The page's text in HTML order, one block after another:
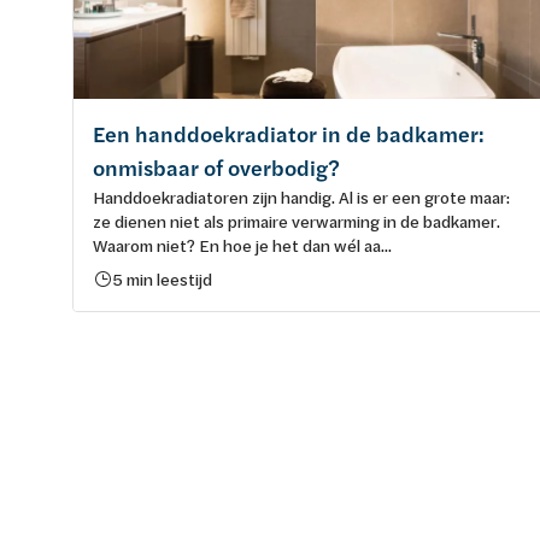
Een handdoekradiator in de badkamer:
onmisbaar of overbodig?
Handdoekradiatoren zijn handig. Al is er een grote maar:
ze dienen niet als primaire verwarming in de badkamer.
Waarom niet? En hoe je het dan wél aa...
5 min leestijd